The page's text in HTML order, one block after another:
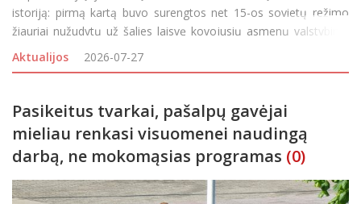
istoriją: pirmą kartą buvo surengtos net 15-os sovietų režimo
žiauriai nužudytų už šalies laisvę kovojusių asmenų valstybinio
lygio laidotuvės. Jūžintų ir Ragelių kapinėse į amžinojo poilsio
vietas sekmadienį p
Aktualijos 2026-07-27
Pasikeitus tvarkai, pašalpų gavėjai
mieliau renkasi visuomenei naudingą
darbą, ne mokomąsias programas (0)